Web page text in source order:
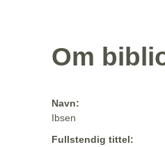
Om
Navn:
Ibsen
Fullstendig tittel: